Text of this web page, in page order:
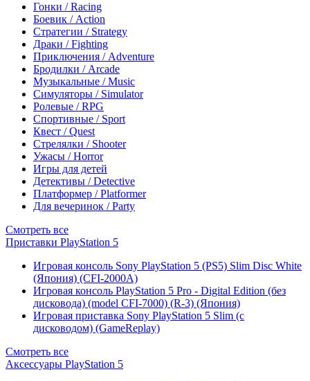
Гонки / Racing
Боевик / Action
Стратегии / Strategy
Драки / Fighting
Приключения / Adventure
Бродилки / Arcade
Музыкальные / Music
Симуляторы / Simulator
Ролевые / RPG
Спортивные / Sport
Квест / Quest
Стрелялки / Shooter
Ужасы / Horror
Игры для детей
Детективы / Detective
Платформер / Platformer
Для вечеринок / Party
Смотреть все
Приставки PlayStation 5
Игровая консоль Sony PlayStation 5 (PS5) Slim Disc White
(Япония) (CFI-2000A)
Игровая консоль PlayStation 5 Pro - Digital Edition (без
дисковода) (model CFI-7000) (R-3) (Япония)
Игровая приставка Sony PlayStation 5 Slim (с
дисководом) (GameReplay)
Смотреть все
Аксессуары PlayStation 5